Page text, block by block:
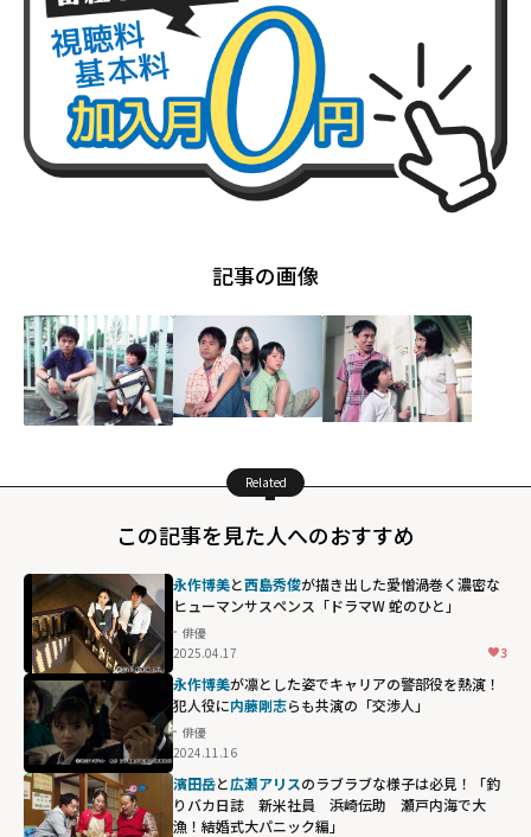
記事の画像
Related
この記事を見た人へのおすすめ
永作博美と西島秀俊が描き出した愛憎渦巻く濃密な
ヒューマンサスペンス「ドラマW 蛇のひと」
俳優
2025.04.17
3
永作博美が凛とした姿でキャリアの警部役を熱演！
犯人役に内藤剛志らも共演の「交渉人」
俳優
2024.11.16
濱田岳と広瀬アリスのラブラブな様子は必見！「釣
りバカ日誌 新米社員 浜崎伝助 瀬戸内海で大
漁！結婚式大パニック編」